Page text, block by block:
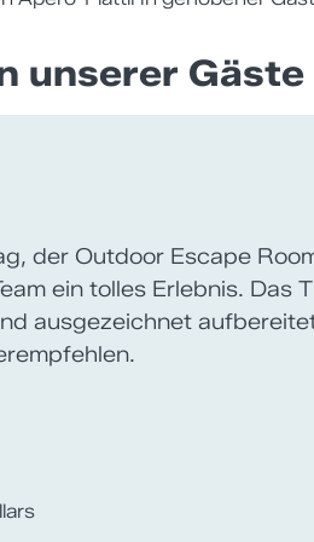
unserer Gäste
Erlebnis.